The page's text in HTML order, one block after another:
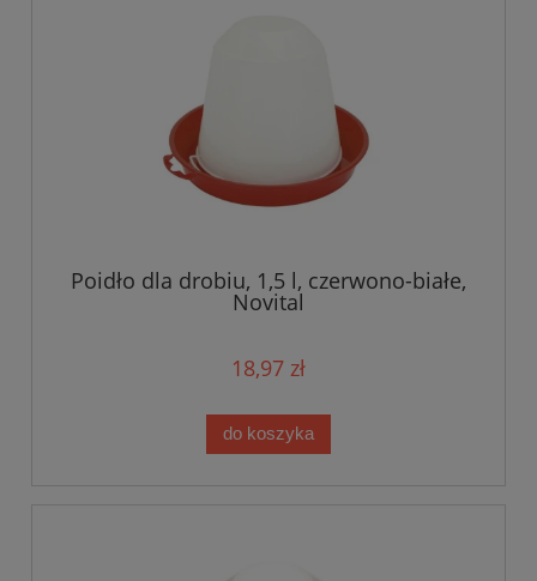
Poidło dla drobiu, 1,5 l, czerwono-białe,
Novital
18,97 zł
do koszyka